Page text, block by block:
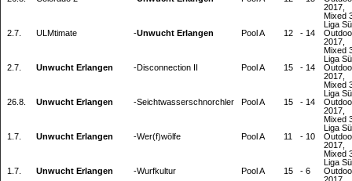
2017,
Mixed
Liga
2.7.
ULMtimate -Unwucht Erlangen Pool A 12 - 14
2017,
Mixed
Liga
2.7.
Unwucht Erlangen -Disconnection II Pool A 15 - 14
2017,
Mixed
Liga
26.8.
Unwucht Erlangen -Seichtwasserschnorchler Pool A 15 - 14
2017,
Mixed
Liga
1.7.
Unwucht Erlangen -Wer(f)wölfe Pool A 11 - 10
2017,
Mixed
Liga
1.7.
Unwucht Erlangen -Wurfkultur Pool A 15 - 6